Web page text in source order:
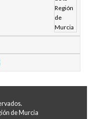
de Murcia